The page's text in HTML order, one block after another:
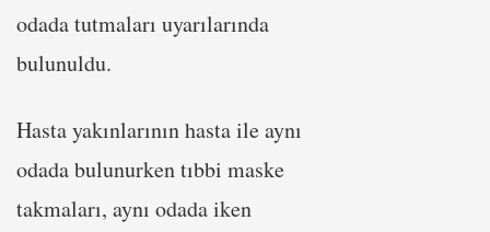
odada tutmaları uyarılarında
bulunuldu.
Hasta yakınlarının hasta ile aynı
odada bulunurken tıbbi maske
takmaları, aynı odada iken